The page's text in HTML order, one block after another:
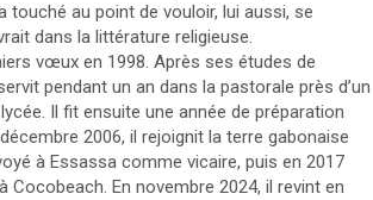
touché au point de vouloir, lui aussi, se
dans la littérature religieuse.
vœux en 1998. Après ses études de
pendant un an dans la pastorale près d’un
Il fit ensuite une année de préparation
2006, il rejoignit la terre gabonaise
à Essassa comme vicaire, puis en 2017
En novembre 2024, il revint en